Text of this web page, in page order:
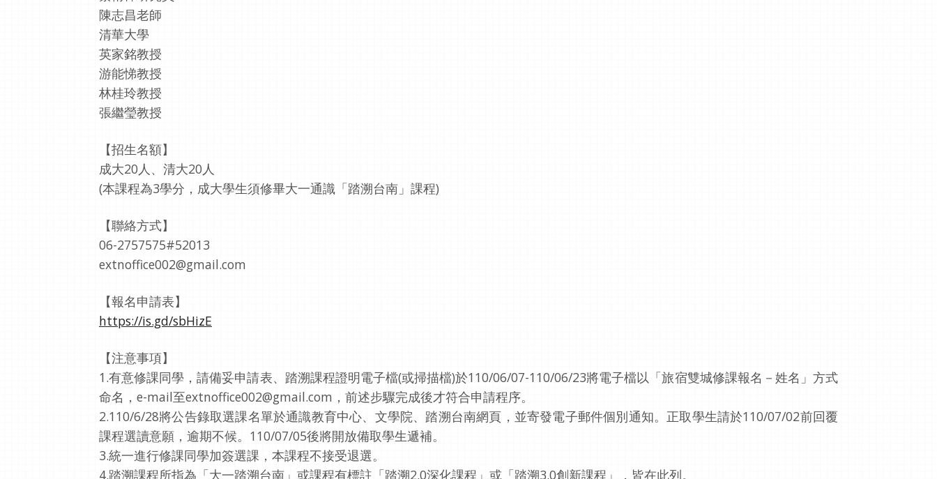
陳志昌老師
清華大學
英家銘教授
游能悌教授
林桂玲教授
張繼瑩教授
【招生名額】
成大20人、清大20人
(本課程為3學分，成大學生須修畢大一通識「踏溯台南」課程)
【聯絡方式】
06-2757575#52013
extnoffice002@gmail.com
【報名申請表】
https://is.gd/sbHizE
【注意事項】
1.有意修課同學，請備妥申請表、踏溯課程證明電子檔(或掃描檔)於110/06/07-110/06/23將電子檔以「旅宿雙城修課報名－姓名」方式
命名，e-mail至extnoffice002@gmail.com，前述步驟完成後才符合申請程序。
2.110/6/28將公告錄取選課名單於通識教育中心、文學院、踏溯台南網頁，並寄發電子郵件個別通知。正取學生請於110/07/02前回覆
課程選讀意願，逾期不候。110/07/05後將開放備取學生遞補。
3.統一進行修課同學加簽選課，本課程不接受退選。
4.踏溯課程所指為「大一踏溯台南」或課程有標註「踏溯2.0深化課程」或「踏溯3.0創新課程」，皆在此列。